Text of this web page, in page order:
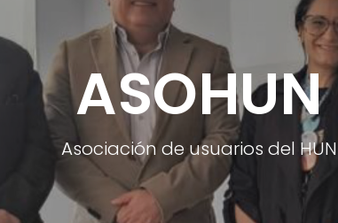
ASOHUN
Asociación de usuarios del HUN